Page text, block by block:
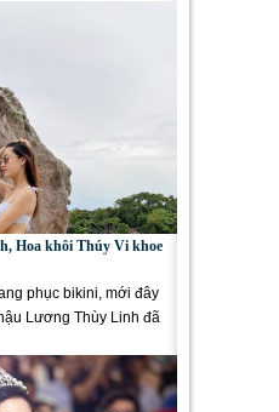
Hoa khôi Thúy Vi khoe
phục bikini, mới đây
Lương Thùy Linh đã